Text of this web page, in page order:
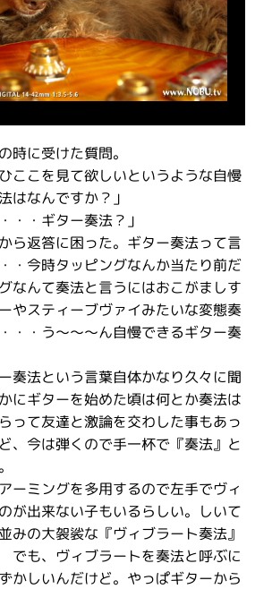
時に受けた質問。
ここを見て欲しいというような自慢
はなんですか？」
・・ギター奏法？」
ら返答に困った。ギター奏法って言
・今時タッピングなんか当たり前だ
なんて奏法と言うにはおこがましす
やスティーブヴァイみたいな変態奏
・・う〜〜〜ん自慢できるギター奏
奏法という言葉自体かなり久々に聞
にギターを始めた頃は何とか奏法は
って友達と激論を交わした事もあっ
、今は弾くので手一杯で『奏法』と
ーミングを多用するので左手でヴィ
が出来ない子もいるらしい。しいて
みの大袈裟な『ヴィブラート奏法』
も、ヴィブラートを奏法と呼ぶに
かしいんだけど。やっぱギターから